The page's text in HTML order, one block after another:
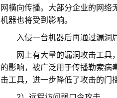
网横向传播。大部分企业的网络
机器也将受到影响。
入侵一台机器后再通过漏洞
网上有大量的漏洞攻击工具，
的影响，被广泛用于传播勒索病
击工具，进一步降低了攻击的门